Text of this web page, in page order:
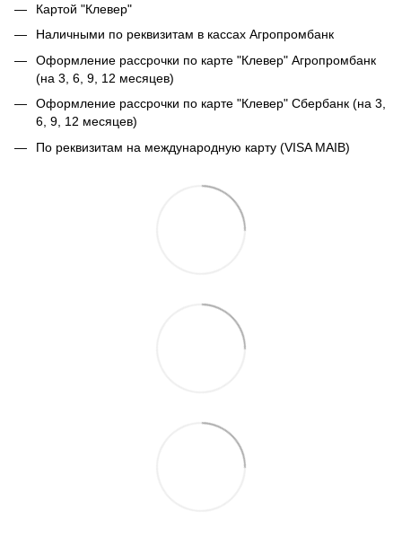
Картой "Клевер"
Наличными по реквизитам в кассах Агропромбанк
Оформление рассрочки по карте "Клевер" Агропромбанк
(на 3, 6, 9, 12 месяцев)
Оформление рассрочки по карте "Клевер" Сбербанк (на 3,
6, 9, 12 месяцев)
По реквизитам на международную карту (VISA MAIB)